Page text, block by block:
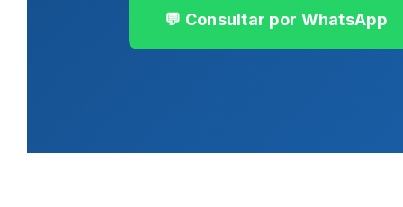
💬 Consultar por WhatsApp